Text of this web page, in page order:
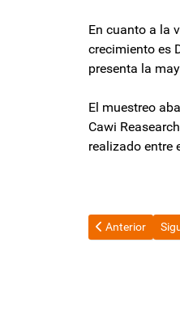
En cuanto a la
crecimiento es
presenta la
El muestreo
Cawi
realizado entre
Artículo
Anterior